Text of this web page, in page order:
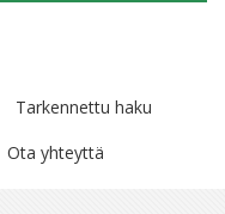
Tarkennettu haku
Ota yhteyttä